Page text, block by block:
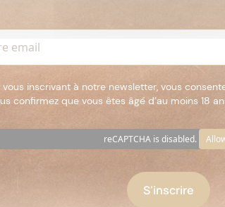
vous inscrivant à notre newsletter, vous
confirmez que vous êtes âgé d’au moins 18
reCAPTCHA is disabled.